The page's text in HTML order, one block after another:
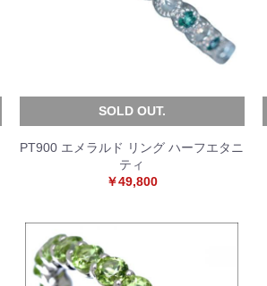
SOLD OUT.
PT900 エメラルド リング ハーフエタニ
ティ
￥49,800